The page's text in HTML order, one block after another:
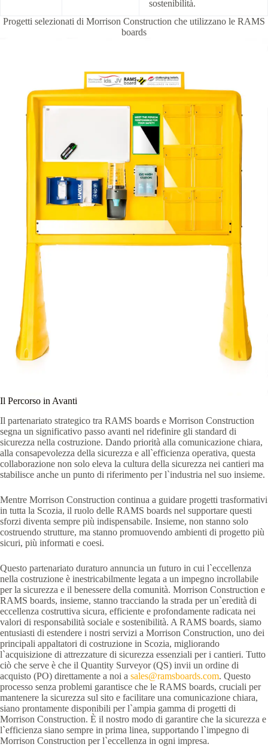
sostenibilità.
Progetti selezionati di Morrison Construction che utilizzano le RAMS
boards
Il Percorso in Avanti
Il partenariato strategico tra RAMS boards e Morrison Construction
segna un significativo passo avanti nel ridefinire gli standard di
sicurezza nella costruzione. Dando priorità alla comunicazione chiara,
alla consapevolezza della sicurezza e all`efficienza operativa, questa
collaborazione non solo eleva la cultura della sicurezza nei cantieri ma
stabilisce anche un punto di riferimento per l`industria nel suo insieme.
Mentre Morrison Construction continua a guidare progetti trasformativi
in tutta la Scozia, il ruolo delle RAMS boards nel supportare questi
sforzi diventa sempre più indispensabile. Insieme, non stanno solo
costruendo strutture, ma stanno promuovendo ambienti di progetto più
sicuri, più informati e coesi.
Questo partenariato duraturo annuncia un futuro in cui l`eccellenza
nella costruzione è inestricabilmente legata a un impegno incrollabile
per la sicurezza e il benessere della comunità. Morrison Construction e
RAMS boards, insieme, stanno tracciando la strada per un`eredità di
eccellenza costruttiva sicura, efficiente e profondamente radicata nei
valori di responsabilità sociale e sostenibilità. A RAMS boards, siamo
entusiasti di estendere i nostri servizi a Morrison Construction, uno dei
principali appaltatori di costruzione in Scozia, migliorando
l`acquisizione di attrezzature di sicurezza essenziali per i cantieri. Tutto
ciò che serve è che il Quantity Surveyor (QS) invii un ordine di
acquisto (PO) direttamente a noi a sales@ramsboards.com. Questo
processo senza problemi garantisce che le RAMS boards, cruciali per
mantenere la sicurezza sul sito e facilitare una comunicazione chiara,
siano prontamente disponibili per l`ampia gamma di progetti di
Morrison Construction. È il nostro modo di garantire che la sicurezza e
l`efficienza siano sempre in prima linea, supportando l`impegno di
Morrison Construction per l`eccellenza in ogni impresa.